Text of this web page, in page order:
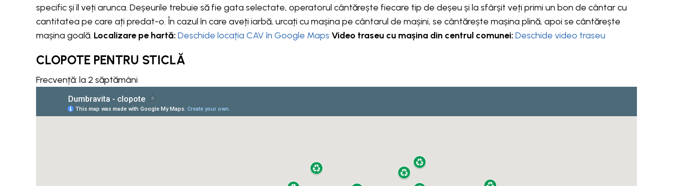
specific și îl veți arunca. Deșeurile trebuie să fie gata selectate, operatorul cântărește fiecare tip de deșeu și la sfârșit veți primi un bon de cântar cu
cantitatea pe care ați predat-o. În cazul în care aveți iarbă, urcați cu mașina pe cântarul de mașini, se cântărește mașina plină, apoi se cântărește
mașina goală. Localizare pe hartă: Deschide locația CAV în Google Maps Video traseu cu mașina din centrul comunei: Deschide video traseu
CLOPOTE PENTRU STICLĂ
Frecvență: la 2 săptămâni